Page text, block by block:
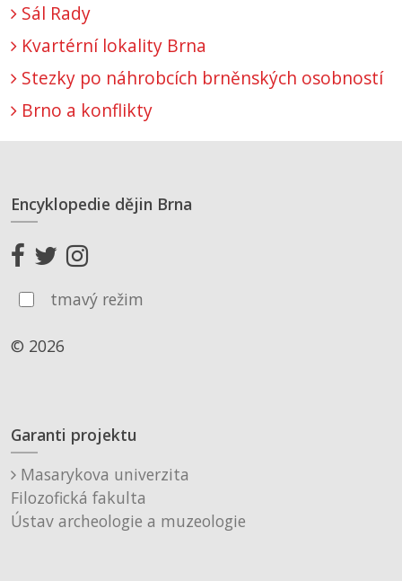
Sál Rady
Kvartérní lokality Brna
Stezky po náhrobcích brněnských osobností
Brno a konflikty
Encyklopedie dějin Brna
tmavý režim
© 2026
Garanti projektu
Masarykova univerzita
Filozofická fakulta
Ústav archeologie a muzeologie